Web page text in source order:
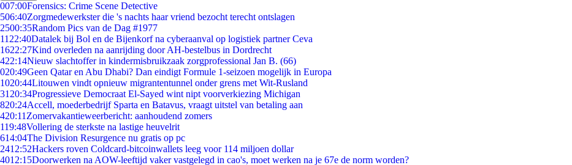
007:00Forensics: Crime Scene Detective
506:40Zorgmedewerkster die 's nachts haar vriend bezocht terecht ontslagen
2500:35Random Pics van de Dag #1977
11 22:40Datalek bij Bol en de Bijenkorf na cyberaanval op logistiek partner Ceva
1622:27Kind overleden na aanrijding door AH-bestelbus in Dordrecht
422:14Nieuw slachtoffer in kindermisbruikzaak zorgprofessional Jan B. (66)
020:49Geen Qatar en Abu Dhabi? Dan eindigt Formule 1-seizoen mogelijk in Europa
1020:44Litouwen vindt opnieuw migrantentunnel onder grens met Wit-Rusland
31 20:34Progressieve Democraat El-Sayed wint nipt voorverkiezing Michigan
820:24Accell, moederbedrijf Sparta en Batavus, vraagt uitstel van betaling aan
420:11 Zomervakantieweerbericht: aanhoudend zomers
119:48Vollering de sterkste na lastige heuvelrit
614:04The Division Resurgence nu gratis op pc
2412:52Hackers roven Coldcard-bitcoinwallets leeg voor 114 miljoen dollar
4012:15Doorwerken na AOW-leeftijd vaker vastgelegd in cao's, moet werken na je 67e de norm worden?